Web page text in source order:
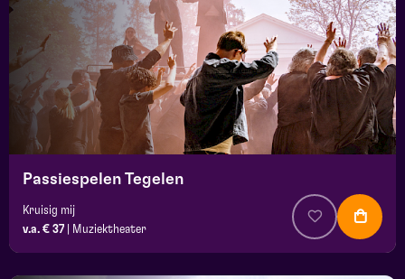
Passiespelen Tegelen
Kruisig mij
v.a. € 37
Muziektheater